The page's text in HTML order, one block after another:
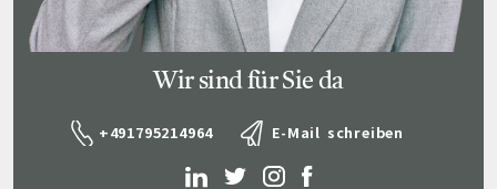
Wir sind für Sie da
+491795214964 E-Mail schreiben